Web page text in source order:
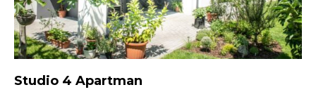
Studio 4 Apartman